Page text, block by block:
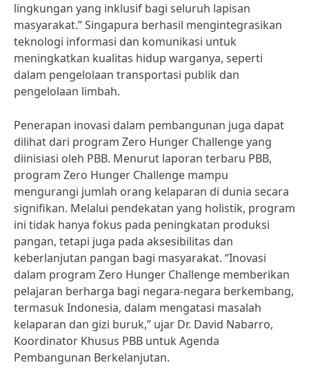
lingkungan yang inklusif bagi seluruh lapisan
masyarakat.” Singapura berhasil mengintegrasikan
teknologi informasi dan komunikasi untuk
meningkatkan kualitas hidup warganya, seperti
dalam pengelolaan transportasi publik dan
pengelolaan limbah.
Penerapan inovasi dalam pembangunan juga dapat
dilihat dari program Zero Hunger Challenge yang
diinisiasi oleh PBB. Menurut laporan terbaru PBB,
program Zero Hunger Challenge mampu
mengurangi jumlah orang kelaparan di dunia secara
signifikan. Melalui pendekatan yang holistik, program
ini tidak hanya fokus pada peningkatan produksi
pangan, tetapi juga pada aksesibilitas dan
keberlanjutan pangan bagi masyarakat. “Inovasi
dalam program Zero Hunger Challenge memberikan
pelajaran berharga bagi negara-negara berkembang,
termasuk Indonesia, dalam mengatasi masalah
kelaparan dan gizi buruk,” ujar Dr. David Nabarro,
Koordinator Khusus PBB untuk Agenda
Pembangunan Berkelanjutan.